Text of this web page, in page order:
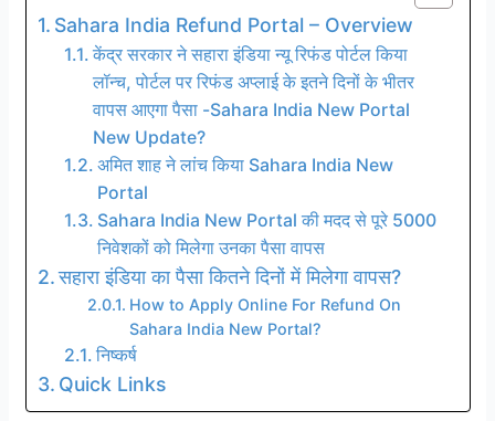
Sahara India Refund Portal – Overview
केंद्र सरकार ने सहारा इंडिया न्यू रिफंड पोर्टल किया
लॉन्च, पोर्टल पर रिफंड अप्लाई के इतने दिनों के भीतर
वापस आएगा पैसा -Sahara India New Portal
New Update?
अमित शाह ने लांच किया Sahara India New
Portal
Sahara India New Portal की मदद से पूरे 5000
निवेशकों को मिलेगा उनका पैसा वापस
सहारा इंडिया का पैसा कितने दिनों में मिलेगा वापस?
How to Apply Online For Refund On
Sahara India New Portal?
निष्कर्ष
Quick Links